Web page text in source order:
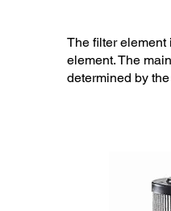
The filter element
element. The
determined by